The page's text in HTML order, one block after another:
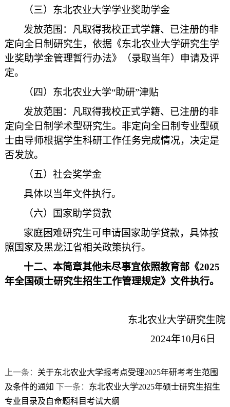
（三）东北农业大学学业奖助学金
发放范围：凡取得我校正式学籍、已注册的非
定向全日制研究生，依据《东北农业大学研究生学
业奖助学金管理暂行办法》（录取当年）申请及评
定。
（四）东北农业大学“助研”津贴
发放范围：凡取得我校正式学籍、已注册的非
定向全日制学术型研究生。非定向全日制专业型硕
士由导师根据学生科研工作任务完成情况，决定是
否发放。
（五）社会奖学金
具体以当年文件执行。
（六）国家助学贷款
家庭困难研究生可申请国家助学贷款，具体按
照国家及黑龙江省相关政策执行。
十二、本简章其他未尽事宜依照教育部《2025
年全国硕士研究生招生工作管理规定》文件执行。
东北农业大学研究生院
2024年10月6日
上一条： 关于东北农业大学报考点受理2025年研考考生范围
及条件的通知 下一条： 东北农业大学2025年硕士研究生招生
专业目录及自命题科目考试大纲